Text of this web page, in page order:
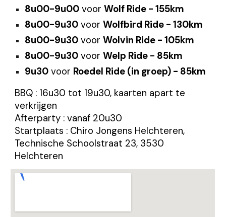
8u00-9u00 voorWolf Ride - 155km
8u00-9u30 voorWolfbird Ride - 130km
8u00-9u30 voorWolvin Ride - 105km
8u00-9u30 voorWelp Ride - 85km
9u30 voor Roedel Ride (in groep) - 85km
BBQ : 16u30 tot 19u30, kaarten apart te
verkrijgen
Afterparty : vanaf 20u30
Startplaats : Chiro Jongens Helchteren,
Technische Schoolstraat 23, 3530
Helchteren